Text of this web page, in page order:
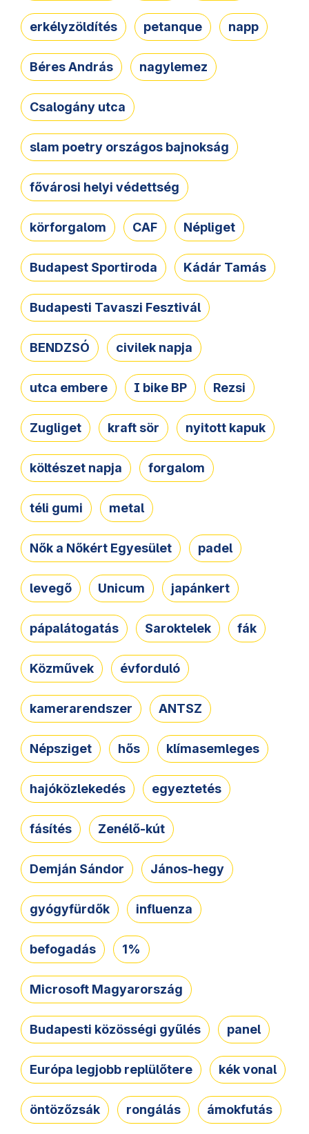
erkélyzöldítés petanque napp
Béres András nagylemez
Csalogány utca
slam poetry országos bajnokság
fővárosi helyi védettség
körforgalom CAF Népliget
Budapest Sportiroda Kádár Tamás
Budapesti Tavaszi Fesztivál
BENDZSÓ civilek napja
utca embere I bike BP Rezsi
Zugliget kraft sör nyitott kapuk
költészet napja forgalom
téli gumi metal
Nők a Nőkért Egyesület padel
levegő Unicum japánkert
pápalátogatás Saroktelek fák
Közművek évforduló
kamerarendszer ANTSZ
Népsziget hős klímasemleges
hajóközlekedés egyeztetés
fásítés Zenélő-kút
Demján Sándor János-hegy
gyógyfürdők influenza
befogadás 1%
Microsoft Magyarország
Budapesti közösségi gyűlés panel
Európa legjobb replülőtere kék vonal
öntözőzsák rongálás ámokfutás